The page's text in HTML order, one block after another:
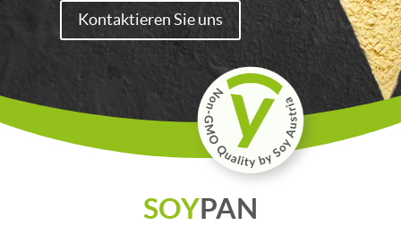
Kontaktieren Sie uns
SOYPAN